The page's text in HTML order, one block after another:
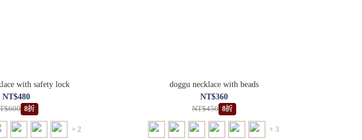
with safety lock
NT$480
8折
+ 2
doggu necklace with beads
NT$360
NT$450 8折
+ 3